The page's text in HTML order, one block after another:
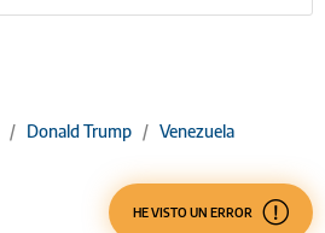
/ Donald Trump / Venezuela
HE VISTO UN ERROR